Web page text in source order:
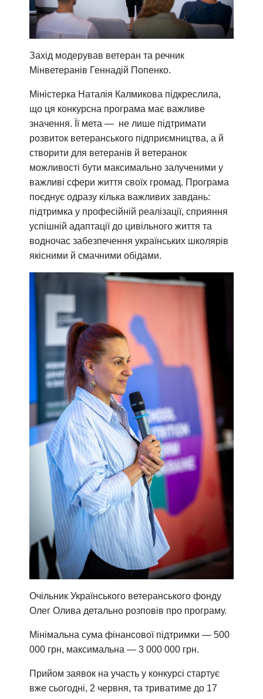
Захід модерував ветеран та речник
Мінветеранів Геннадій Попенко.
Міністерка Наталія Калмикова підкреслила,
що ця конкурсна програма має важливе
значення. Її мета — не лише підтримати
розвиток ветеранського підприємництва, а й
створити для ветеранів й ветеранок
можливості бути максимально залученими у
важливі сфери життя своїх громад. Програма
поєднує одразу кілька важливих завдань:
підтримка у професійній реалізації, сприяння
успішній адаптації до цивільного життя та
водночас забезпечення українських школярів
якісними й смачними обідами.
Очільник Українського ветеранського фонду
Олег Олива детально розповів про програму.
Мінімальна сума фінансової підтримки — 500
000 грн, максимальна — 3 000 000 грн.
Прийом заявок на участь у конкурсі стартує
вже сьогодні, 2 червня, та триватиме до 17